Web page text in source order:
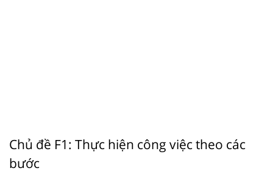
Chủ đề F1: Thực hiện công việc theo các
bước